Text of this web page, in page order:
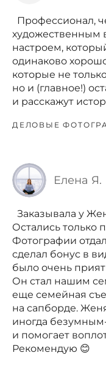
Профессионал,
художественным
настроем,
одинаково
которые не
но и (главное!)
и расскажут
ДЕЛОВЫЕ
Елена Я.
Заказывала у
Остались только
Фотографии
сделал бонус в
было очень
Он стал нашим
еще семейная
на сапборде.
иногда
и помогает
Рекомендую 😊